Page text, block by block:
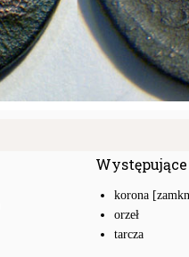
korona
orzeł
tarcza